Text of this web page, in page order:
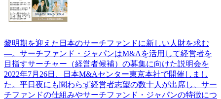
黎明期を迎えた日本のサーチファンドに新しい人財を求む
―。サーチファンド・ジャパンはM&Aを活用して経営者を
目指すサーチャー（経営者候補）の募集に向けた説明会を
2022年7月26日、日本M&Aセンター東京本社で開催しまし
た。平日夜にも関わらず経営者志望の数十人が出席し、サー
チファンドの仕組みやサーチファンド・ジャパンの特徴につ